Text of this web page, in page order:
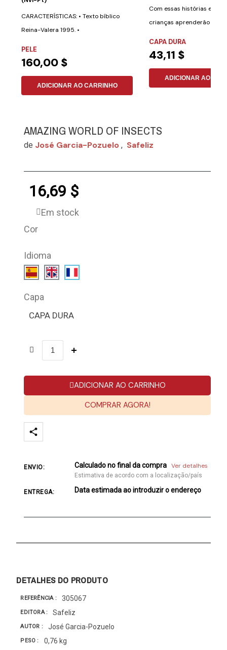
CARACTERÍSTICAS: • Texto bíblico
Reina-Valera 1995. •
PELE
160,00 $
ADICIONAR AO CARRINHO
Com essas histórias
crianças aprenderão a
CAPA DURA
43,11 $
ADICIONAR AO
AMAZING WORLD OF INSECTS
de José Garcia-Pozuelo , Safeliz
16,69 $
Em stock
Cor
Idioma
Capa
CAPA DURA
ADICIONAR AO CARRINHO
COMPRAR AGORA!
ENVIO: Calculado no final da compra Ver detalhes
Estimativa de acordo com a localização/país
ENTREGA: Data estimada ao introduzir o endereço
DETALHES DO PRODUTO
REFERÊNCIA 305067
EDITORA Safeliz
AUTOR José Garcia-Pozuelo
PESO 0,76 kg